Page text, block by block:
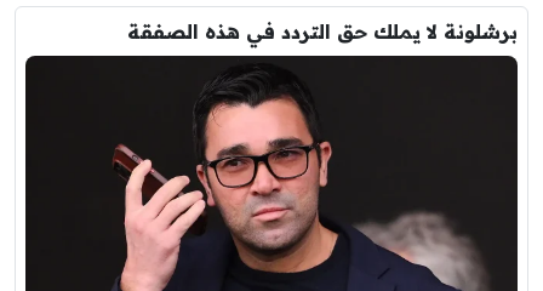
برشلونة لا يملك حق التردد في هذه الصفقة